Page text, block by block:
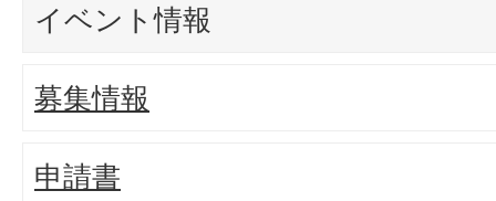
イベント情報
募集情報
申請書